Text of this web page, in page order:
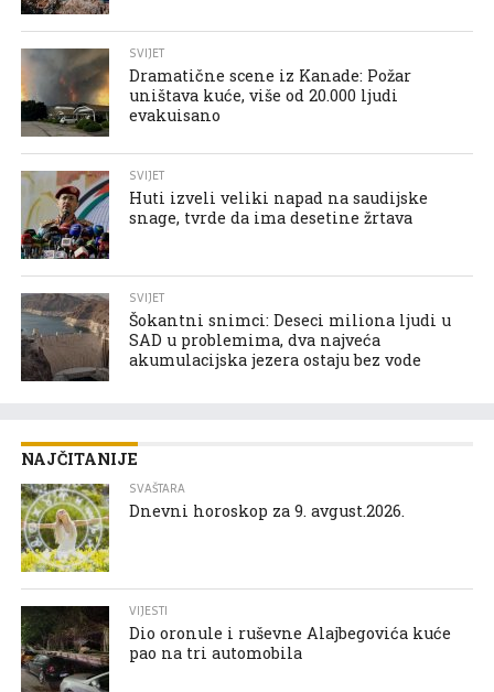
SVIJET
Dramatične scene iz Kanade: Požar
uništava kuće, više od 20.000 ljudi
evakuisano
SVIJET
Huti izveli veliki napad na saudijske
snage, tvrde da ima desetine žrtava
SVIJET
Šokantni snimci: Deseci miliona ljudi u
SAD u problemima, dva najveća
akumulacijska jezera ostaju bez vode
NAJČITANIJE
SVAŠTARA
Dnevni horoskop za 9. avgust.2026.
VIJESTI
Dio oronule i ruševne Alajbegovića kuće
pao na tri automobila